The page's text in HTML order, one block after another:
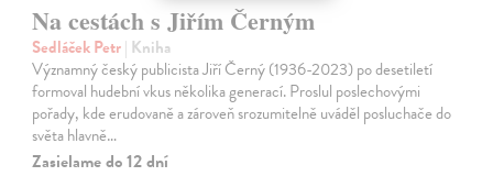
Na cestách s Jiřím Černým
Sedláček Petr| Kniha
Významný český publicista Jiří Černý (1936-2023) po desetiletí
formoval hudební vkus několika generací. Proslul poslechovými
pořady, kde erudovaně a zároveň srozumitelně uváděl posluchače do
světa hlavně…
Zasielame do 12 dní